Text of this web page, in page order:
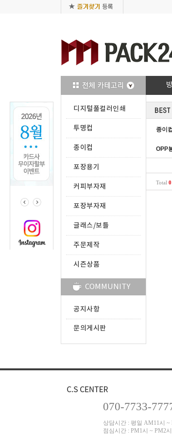
디지털풀컬러인쇄
투명컵
종이컵
포장용기
커피부자재
포장부자재
글래스/보틀
주문제작
시즌상품
COMMUNITY
공지사항
문의게시판
종이
OPP
Total 0
070-7733-
상담시간 : 평일 AM11시 ~
점심시간 : PM1시 ~ PM2시